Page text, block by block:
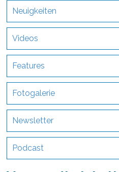
Neuigkeiten
Videos
Features
Fotogalerie
Newsletter
Podcast